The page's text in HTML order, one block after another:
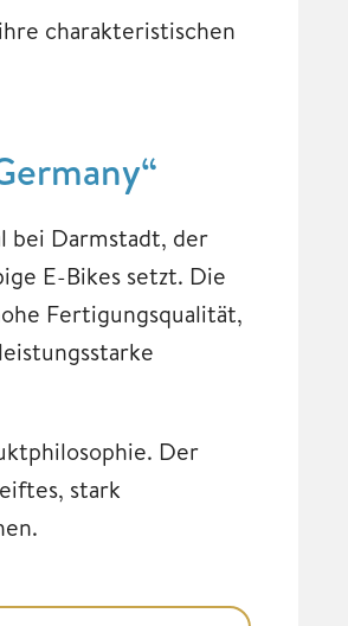
charakteristischen
bei Darmstadt, der
E-Bikes setzt. Die
Fertigungsqualität,
Der
stark